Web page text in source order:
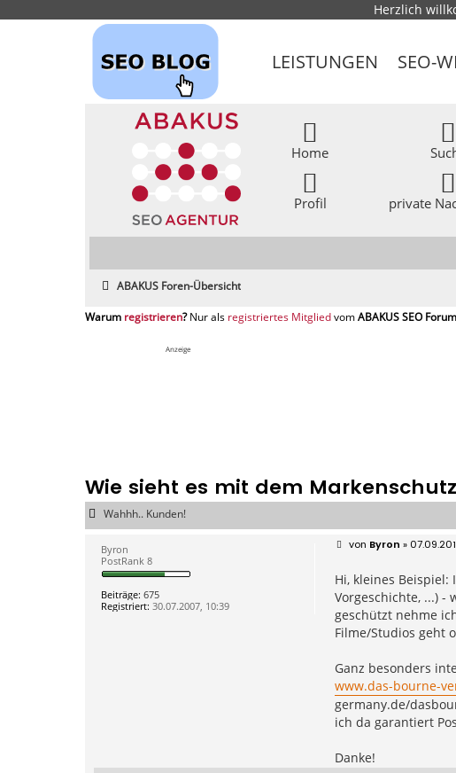
Herzlich
LEISTUNGEN SEO-
Home
Profil private
ABAKUS Foren-Übersicht
registrieren registriertes Mitglied
Anzeige
Wie sieht es mit dem
Wahhh.. Kunden!
Byron
PostRank 8
Beiträge: 675
Registriert: 30.07.2007, 10:39
B
t
r
a
g
von Byron »
Hi, kleines Beispiel:
Vorgeschichte, ...) -
geschützt nehme
Filme/Studios geht
Ganz besonders
www.das-bourne-
germany.de/
ich da garantiert
Danke!